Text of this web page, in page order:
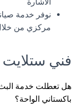
نوفر خدمة
مركزي من
فني ستلايت
هل تعطلت خدمة
باكستاني الواحة؟